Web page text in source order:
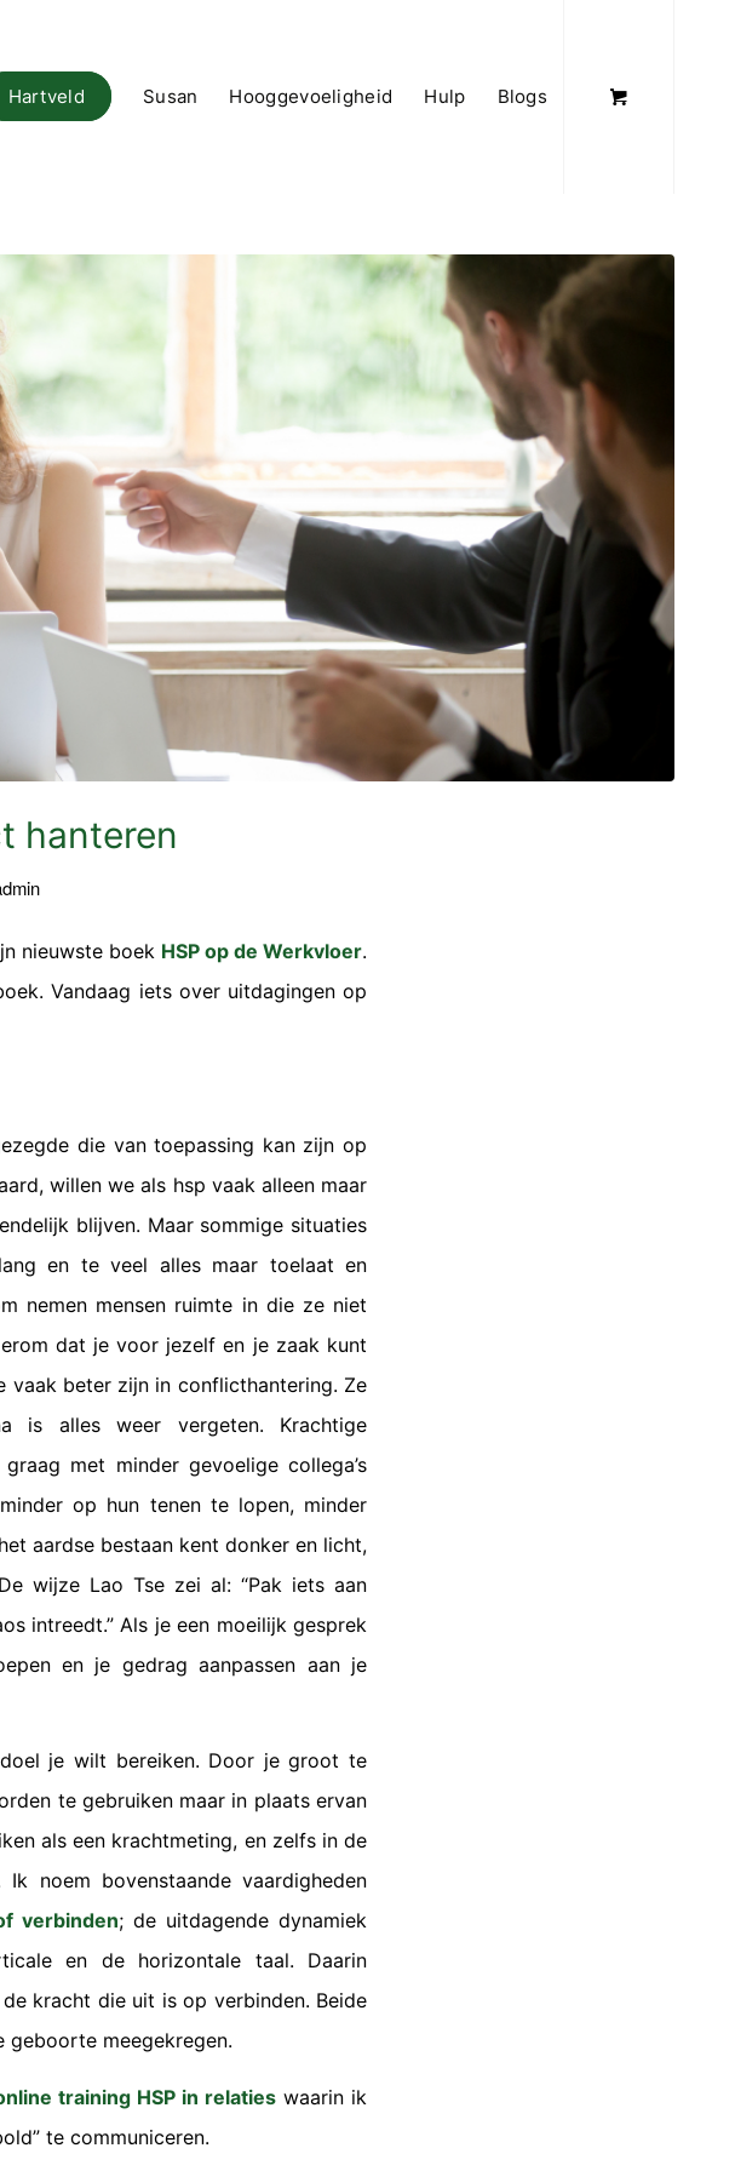
Hartveld Susan Hooggevoeligheid Hulp Blogs
hanteren
nieuwste boek HSP op de Werkvloer.
Vandaag iets over uitdagingen op
die van toepassing kan zijn op
willen we als hsp vaak alleen maar
blijven. Maar sommige situaties
en te veel alles maar toelaat en
nemen mensen ruimte in die ze niet
dat je voor jezelf en je zaak kunt
vaak beter zijn in conflicthantering. Ze
is alles weer vergeten. Krachtige
met minder gevoelige collega’s
op hun tenen te lopen, minder
aardse bestaan kent donker en licht,
wijze Lao Tse zei al: “Pak iets aan
intreedt.” Als je een moeilijk gesprek
en je gedrag aanpassen aan je
je wilt bereiken. Door je groot te
te gebruiken maar in plaats ervan
als een krachtmeting, en zelfs in de
noem bovenstaande vaardigheden
verbinden; de uitdagende dynamiek
en de horizontale taal. Daarin
kracht die uit is op verbinden. Beide
geboorte meegekregen.
training HSP in relaties waarin ik
te communiceren.